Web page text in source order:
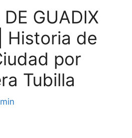
GUADIX
Historia de
por
Tubilla